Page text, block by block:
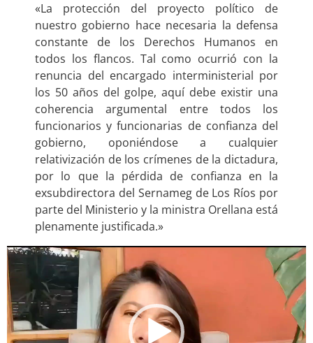
«La protección del proyecto político de
nuestro gobierno hace necesaria la defensa
constante de los Derechos Humanos en
todos los flancos. Tal como ocurrió con la
renuncia del encargado interministerial por
los 50 años del golpe, aquí debe existir una
coherencia argumental entre todos los
funcionarios y funcionarias de confianza del
gobierno, oponiéndose a cualquier
relativización de los crímenes de la dictadura,
por lo que la pérdida de confianza en la
exsubdirectora del Sernameg de Los Ríos por
parte del Ministerio y la ministra Orellana está
plenamente justificada.»
Reproductor
de
vídeo